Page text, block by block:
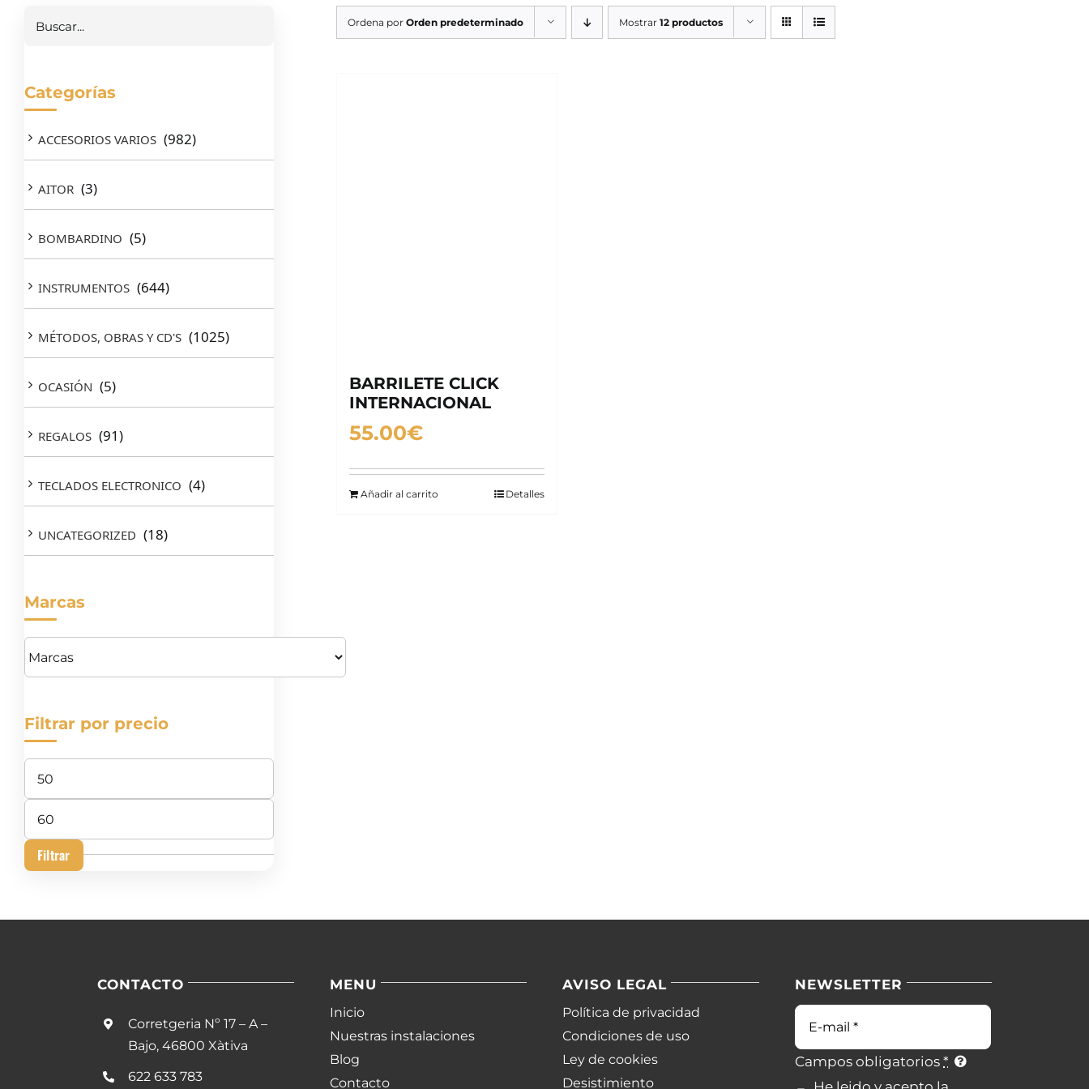
Ordena porOrden predeterminado Mostrar12 productos
BARRILETE CLICK
INTERNACIONAL
55.00€
Añadir al carrito Detalles
Categorías
ACCESORIOS VARIOS (982)
AITOR (3)
BOMBARDINO (5)
INSTRUMENTOS (644)
MÉTODOS, OBRAS Y CD'S (1025)
OCASIÓN (5)
REGALOS (91)
TECLADOS ELECTRONICO (4)
UNCATEGORIZED (18)
Marcas
Filtrar por precio
Precio
mínimo
Precio
máximo
Filtrar
CONTACTO
Corretgeria Nº 17 – A –
Bajo, 46800 Xàtiva
622 633 783
MENU
Inicio
Nuestras instalaciones
Blog
Contacto
AVISO LEGAL
Política de privacidad
Condiciones de uso
Ley de cookies
Desistimiento
NEWSLETTER
Campos obligatorios*